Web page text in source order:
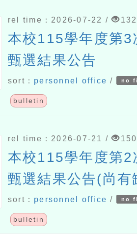
rel time：2026-07-22 / 132
本校115學年度第3
甄選結果公告
sort： personnel office / no
bulletin
rel time：2026-07-21 / 150
本校115學年度第2
甄選結果公告(尚有
sort： personnel office / no
bulletin